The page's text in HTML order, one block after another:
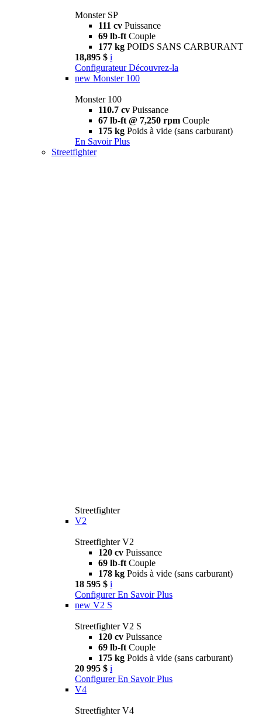
Monster SP
111 cv Puissance
69 lb-ft Couple
177 kg POIDS SANS CARBURANT
18,895 $ i
Configurateur Découvrez-la
new Monster 100
Monster 100
110.7 cv Puissance
67 lb-ft @ 7,250 rpm Couple
175 kg Poids à vide (sans carburant)
En Savoir Plus
Streetfighter
Streetfighter
V2
Streetfighter V2
120 cv Puissance
69 lb-ft Couple
178 kg Poids à vide (sans carburant)
18 595 $ i
Configurer En Savoir Plus
new V2 S
Streetfighter V2 S
120 cv Puissance
69 lb-ft Couple
175 kg Poids à vide (sans carburant)
20 995 $ i
Configurer En Savoir Plus
V4
Streetfighter V4